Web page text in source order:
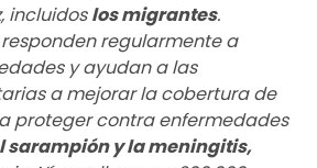
incluidoslos migrantes.
regularmente a
y ayudan a las
a mejorar la cobertura de
proteger contra enfermedades
sarampión y la meningitis,